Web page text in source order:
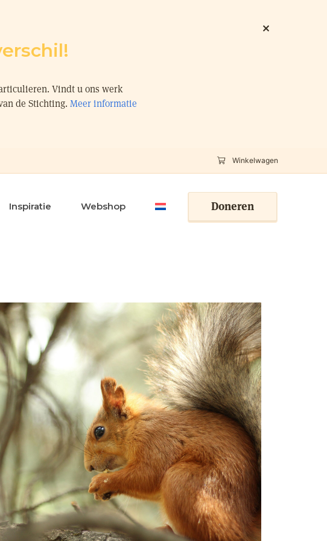
Vindt u ons werk
de Stichting. Meer informatie
Winkelwagen
Inspiratie Webshop Doneren